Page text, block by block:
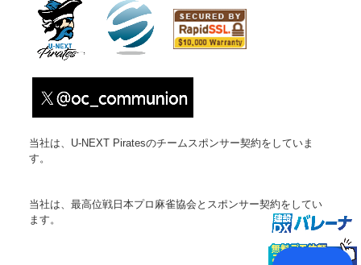
当社は、U-NEXT Piratesのチームスポンサー契約をしていま
す。
当社は、最高位戦日本プロ麻雀協会とスポンサー契約をしてい
ます。